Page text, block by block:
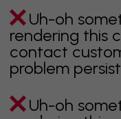
Uh-oh
rendering this
contact
problem
Uh-oh